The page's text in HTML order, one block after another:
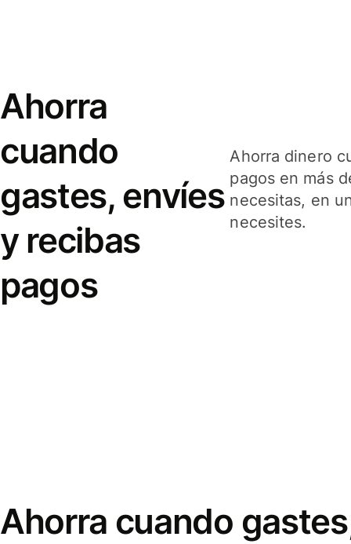
Ahorra
cuando
gastes, envíes
y recibas
pagos
Ahorra dinero
pagos en más
necesitas, en
necesites.
Ahorra cuando